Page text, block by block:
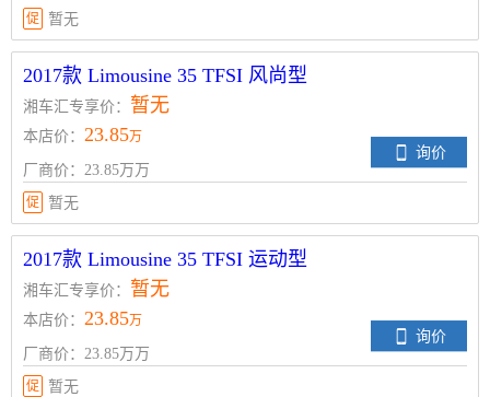
促 暂无
2017款 Limousine 35 TFSI 风尚型
湘车汇专享价： 暂无
本店价： 23.85万
厂商价：23.85万万
询价
促 暂无
2017款 Limousine 35 TFSI 运动型
湘车汇专享价： 暂无
本店价： 23.85万
厂商价：23.85万万
询价
促 暂无